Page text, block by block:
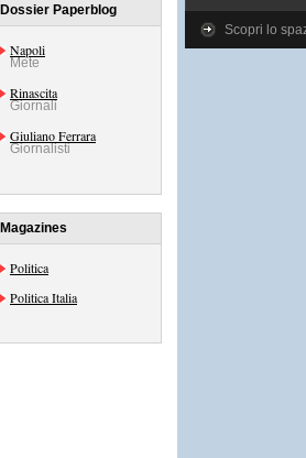
Dossier Paperblog
Napoli
Mete
Rinascita
Giornali
Giuliano Ferrara
Giornalisti
Magazines
Politica
Politica Italia
Scopri lo